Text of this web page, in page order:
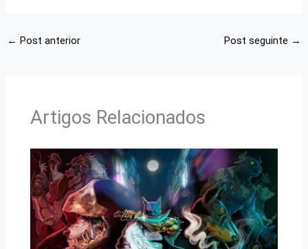
← Post anterior Post seguinte →
Artigos Relacionados